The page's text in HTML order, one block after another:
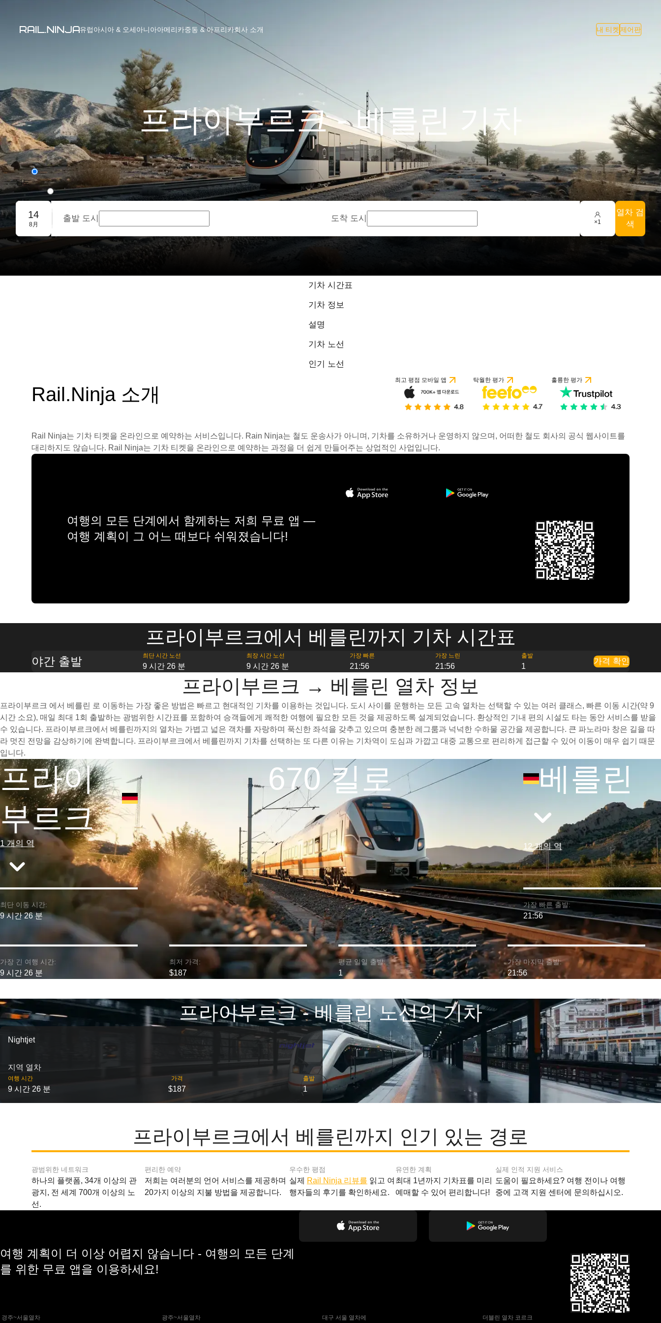
유럽아시아 & 오세아니아아메리카중동 & 아프리카회사 소개 내 티켓 제어판
프라이부르크 - 베를린 기차
편도
왕복
단체 예약
14
8月
출발 도시 도착 도시 ×1
열차 검
색
기차 시간표
기차 정보
설명
기차 노선
인기 노선
Rail.Ninja 소개
최고 평점 모바일 앱 탁월한 평가 훌륭한 평가
Rail Ninja는 기차 티켓을 온라인으로 예약하는 서비스입니다. Rain Ninja는 철도 운송사가 아니며, 기차를 소유하거나 운영하지 않으며, 어떠한 철도 회사의 공식 웹사이트를
대리하지도 않습니다. Rail Ninja는 기차 티켓을 온라인으로 예약하는 과정을 더 쉽게 만들어주는 상업적인 사업입니다.
여행의 모든 단계에서 함께하는 저희 무료 앱 —
여행 계획이 그 어느 때보다 쉬워졌습니다!
프라이부르크에서 베를린까지 기차 시간표
야간 출발 최단 시간 노선
9 시간 26 분
최장 시간 노선
9 시간 26 분
가장 빠른
21:56
가장 느린
21:56
출발
1
가격 확인
프라이부르크 → 베를린 열차 정보
프라이부르크 에서 베를린 로 이동하는 가장 좋은 방법은 빠르고 현대적인 기차를 이용하는 것입니다. 도시 사이를 운행하는 모든 고속 열차는 선택할 수 있는 여러 클래스, 빠른 이동 시간(약 9
시간 소요), 매일 최대 1회 출발하는 광범위한 시간표를 포함하여 승객들에게 쾌적한 여행에 필요한 모든 것을 제공하도록 설계되었습니다. 환상적인 기내 편의 시설도 타는 동안 서비스를 받을
수 있습니다. 프라이부르크에서 베를린까지의 열차는 가볍고 넓은 객차를 자랑하며 푹신한 좌석을 갖추고 있으며 충분한 레그룸과 넉넉한 수하물 공간을 제공합니다. 큰 파노라마 창은 길을 따
라 멋진 전망을 감상하기에 완벽합니다. 프라이부르크에서 베를린까지 기차를 선택하는 또 다른 이유는 기차역이 도심과 가깝고 대중 교통으로 편리하게 접근할 수 있어 이동이 매우 쉽기 때문
입니다.
프라이
부르크
1 개의 역
670 킬로 베를린
12 개의 역
최단 이동 시간:
9 시간 26 분
가장 빠른 출발:
21:56
가장 긴 여행 시간:
9 시간 26 분
최저 가격:
$187
평균 일일 출발:
1
가장 마지막 출발:
21:56
프라이부르크 - 베를린 노선의 기차
Nightjet
지역 열차
여행 시간
9 시간 26 분
가격
$187
출발
1
프라이부르크에서 베를린까지 인기 있는 경로
9 / 10점, 1개 리뷰 기준
광범위한 네트워크
하나의 플랫폼, 34개 이상의 관
광지, 전 세계 700개 이상의 노
선.
편리한 예약
저희는 여러분의 언어 서비스를 제공하며
20가지 이상의 지불 방법을 제공합니다.
우수한 평점
실제 Rail Ninja 리뷰를 읽고 여
행자들의 후기를 확인하세요.
유연한 계획
최대 1년까지 기차표를 미리
예매할 수 있어 편리합니다!
실제 인적 지원 서비스
도움이 필요하세요? 여행 전이나 여행
중에 고객 지원 센터에 문의하십시오.
여행 계획이 더 이상 어렵지 않습니다 - 여행의 모든 단계
를 위한 무료 앱을 이용하세요!
경주~서울열차 광주~서울열차 대구 서울 열차에 더블린 열차 코르크